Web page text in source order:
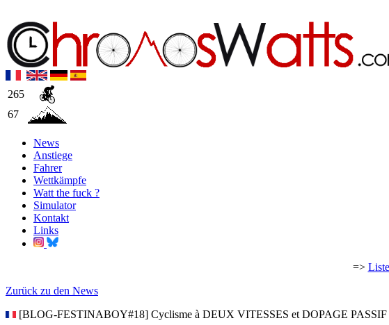
265
67
News
Anstiege
Fahrer
Wettkämpfe
Watt the fuck ?
Simulator
Kontakt
Links
=>
Zurück zu den News
[BLOG-FESTINABOY#18] Cyclisme à DEUX VITESSES et DOPAGE PASSIF